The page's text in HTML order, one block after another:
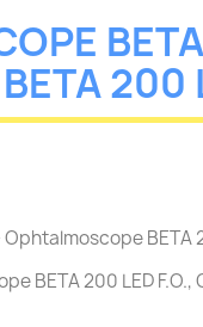
200
BETA
BETA 200 LED